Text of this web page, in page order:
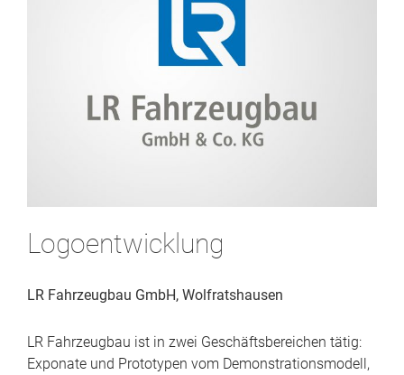
Logoentwicklung
LR Fahrzeugbau GmbH, Wolfratshausen
LR Fahrzeugbau ist in zwei Geschäftsbereichen tätig:
Exponate und Prototypen vom Demonstrationsmodell,